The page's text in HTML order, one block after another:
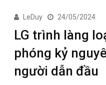
LeDuy 24/05/2024
LG trình làng
phóng kỷ
người dẫn đầu